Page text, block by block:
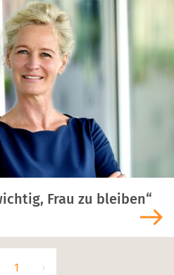
wichtig, Frau zu bleiben“
Frau zu bleiben“
1 ›